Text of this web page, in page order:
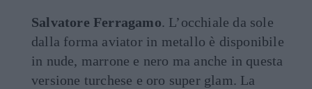
Salvatore Ferragamo. L’occhiale da sole
dalla forma aviator in metallo è disponibile
in nude, marrone e nero ma anche in questa
versione turchese e oro super glam. La